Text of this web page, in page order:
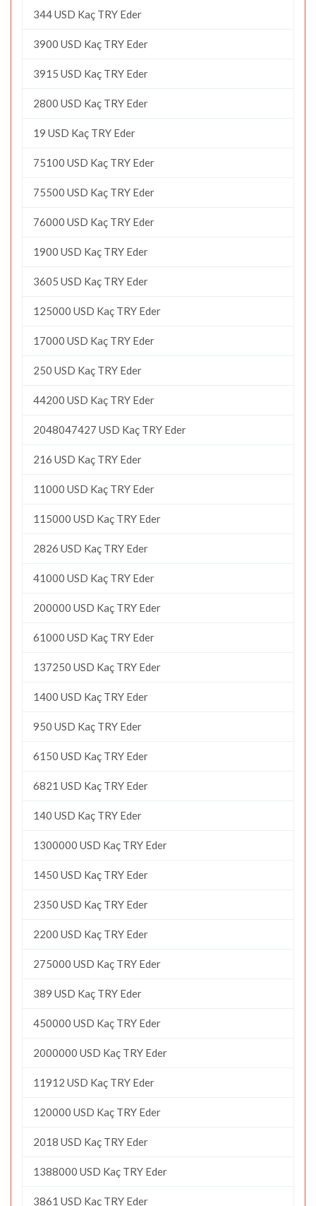
344 USD Kaç TRY Eder
3900 USD Kaç TRY Eder
3915 USD Kaç TRY Eder
2800 USD Kaç TRY Eder
19 USD Kaç TRY Eder
75100 USD Kaç TRY Eder
75500 USD Kaç TRY Eder
76000 USD Kaç TRY Eder
1900 USD Kaç TRY Eder
3605 USD Kaç TRY Eder
125000 USD Kaç TRY Eder
17000 USD Kaç TRY Eder
250 USD Kaç TRY Eder
44200 USD Kaç TRY Eder
2048047427 USD Kaç TRY Eder
216 USD Kaç TRY Eder
11000 USD Kaç TRY Eder
115000 USD Kaç TRY Eder
2826 USD Kaç TRY Eder
41000 USD Kaç TRY Eder
200000 USD Kaç TRY Eder
61000 USD Kaç TRY Eder
137250 USD Kaç TRY Eder
1400 USD Kaç TRY Eder
950 USD Kaç TRY Eder
6150 USD Kaç TRY Eder
6821 USD Kaç TRY Eder
140 USD Kaç TRY Eder
1300000 USD Kaç TRY Eder
1450 USD Kaç TRY Eder
2350 USD Kaç TRY Eder
2200 USD Kaç TRY Eder
275000 USD Kaç TRY Eder
389 USD Kaç TRY Eder
450000 USD Kaç TRY Eder
2000000 USD Kaç TRY Eder
11912 USD Kaç TRY Eder
120000 USD Kaç TRY Eder
2018 USD Kaç TRY Eder
1388000 USD Kaç TRY Eder
3861 USD Kaç TRY Eder